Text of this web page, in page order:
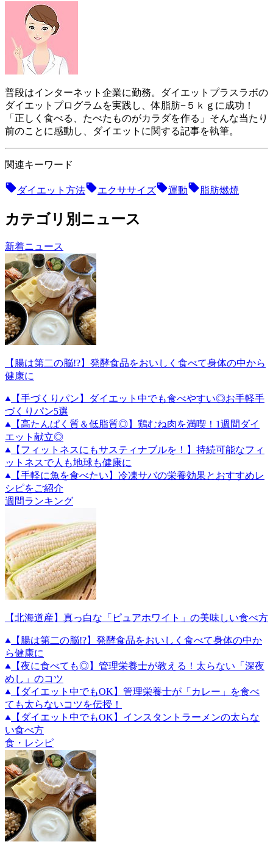
普段はインターネット企業に勤務。ダイエットプラスラボの
ダイエットプログラムを実践し、体脂肪−５ｋｇに成功！
「正しく食べる、たべたものがカラダを作る」そんな当たり
前のことに感動し、ダイエットに関する記事を執筆。
関連キーワード
ダイエット方法 エクササイズ 運動 脂肪燃焼
カテゴリ別ニュース
新着ニュース
【腸は第二の脳!?】発酵食品をおいしく食べて身体の中から
健康に
【手づくりパン】ダイエット中でも食べやすい◎お手軽手
づくりパン5選
【高たんぱく質＆低脂質◎】鶏むね肉を満喫！1週間ダイ
エット献立◎
【フィットネスにもサスティナブルを！】持続可能なフィ
ットネスで人も地球も健康に
【手軽に魚を食べたい】冷凍サバの栄養効果とおすすめレ
シピをご紹介
週間ランキング
【北海道産】真っ白な「ピュアホワイト」の美味しい食べ方
【腸は第二の脳!?】発酵食品をおいしく食べて身体の中か
ら健康に
【夜に食べても◎】管理栄養士が教える！太らない「深夜
めし」のコツ
【ダイエット中でもOK】管理栄養士が「カレー」を食べ
ても太らないコツを伝授！
【ダイエット中でもOK】インスタントラーメンの太らな
い食べ方
食・レシピ